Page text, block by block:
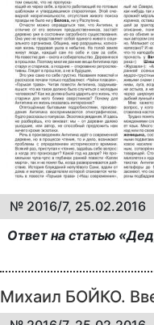
№ 2016/7, 25.02.2016
Ответ на статью
Михаил БОЙКО.